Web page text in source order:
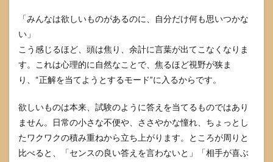
ない
ほう
がよ
いNG
と理
由
5
欲し
「みんなは欲しいものがあるのに、自分だけ何も思いつかな
い」
こう感じるほど、頭は焦り、余計に言葉が出てこなくなりま
す。これは心理的に自然なことで、焦るほど視野が狭ま
り、“正解を当てようとするモード”に入るからです。
欲しいものは本来、試験のように答えを当てるものではあり
ません。日常の小さな不便や、ささやかな憧れ、ちょっとし
たワクワクの積み重ねから立ち上がります。ところが周りと
比べると、「センスの良い答えを言わないと」「相手が喜ぶ